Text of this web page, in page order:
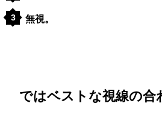
無視。
ではベストな視線の合